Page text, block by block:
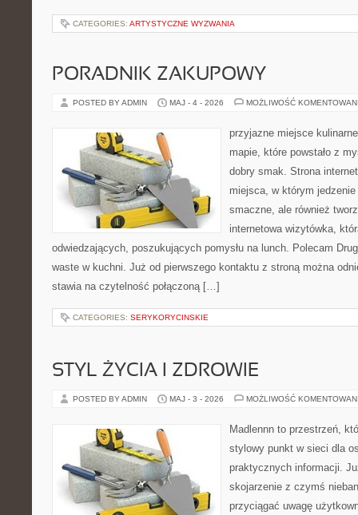
CATEGORIES: ARTYSTYCZNE WYZWANIA
PORADNIK ZAKUPOWY
POSTED BY ADMIN MAJ - 4 - 2026 MOŻLIWOŚĆ
przyjazne miejsce
mapie, które powstało z
dobry smak. Strona
miejsca, w którym
smaczne, ale również
internetowa wizytówka,
odwiedzających, poszukujących pomysłu na lunch. Polecam
waste w kuchni. Już od pierwszego kontaktu z stroną można
stawia na czytelność połączoną […]
CATEGORIES: SERYKORYCINSKIE
STYL ŻYCIA I ZDROWIE
POSTED BY ADMIN MAJ - 3 - 2026 MOŻLIWOŚĆ
Madlennn to przestrzeń,
stylowy punkt w sieci dla
praktycznych informacji.
skojarzenie z czymś
przyciągać uwagę